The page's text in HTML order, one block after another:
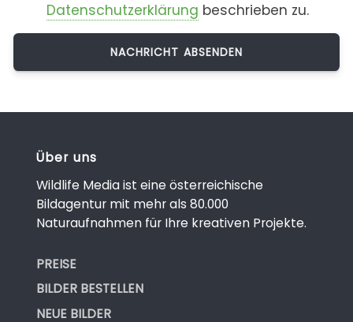
Datenschutzerklärung beschrieben zu.
Über uns
Wildlife Media ist eine österreichische
Bildagentur mit mehr als 80.000
Naturaufnahmen für Ihre kreativen Projekte.
PREISE
BILDER BESTELLEN
NEUE BILDER